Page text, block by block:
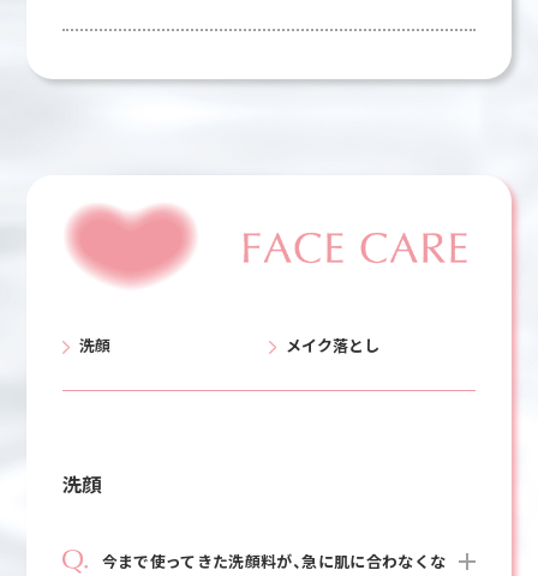
洗顔 メイク落とし
洗顔
今まで使ってきた洗顔料が、急に肌に合わなくな